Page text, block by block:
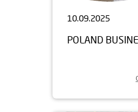
10.09.2025
POLAND